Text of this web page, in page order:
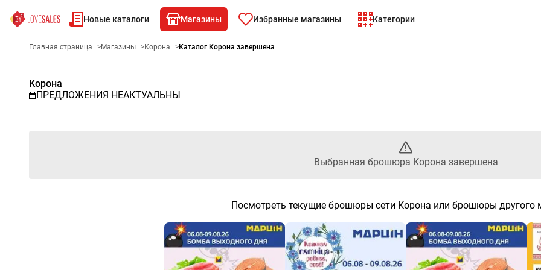
Новые каталоги Магазины Избранные магазины Категории
Рекламный листовой Корона - Выбранный листовой
Главная страница >Магазины >Корона >Каталог Корона завершена
Корона
ПРЕДЛОЖЕНИЯ НЕАКТУАЛЬНЫ
Выбранная брошюра Корона завершена
Посмотреть текущие брошюры сети Корона или брошюры другого